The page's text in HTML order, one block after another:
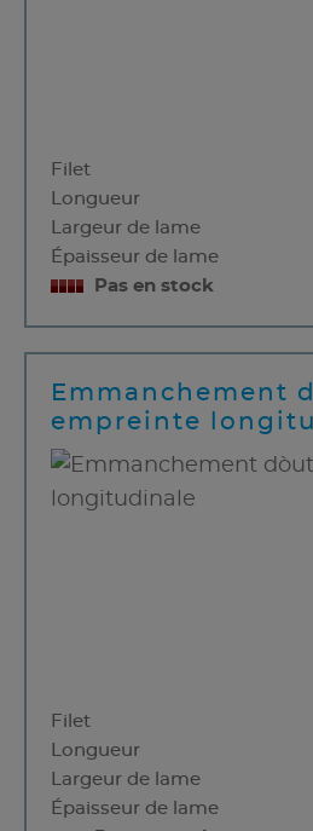
Filet
Longueur
Largeur de lame
Épaisseur de lame
Pas en stock
Emmanchement
empreinte
Filet
Longueur
Largeur de lame
Épaisseur de lame